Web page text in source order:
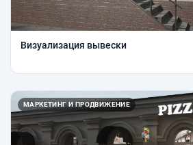
Визуализация вывески
МАРКЕТИНГ И ПРОДВИЖЕНИЕ